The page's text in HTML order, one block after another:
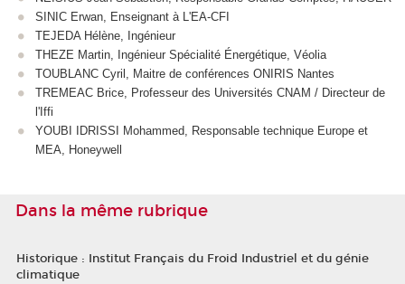
SINIC Erwan, Enseignant à L'EA-CFI
TEJEDA Hélène, Ingénieur
THEZE Martin, Ingénieur Spécialité Énergétique, Véolia
TOUBLANC Cyril, Maitre de conférences ONIRIS Nantes
TREMEAC Brice, Professeur des Universités CNAM / Directeur de
l'Iffi
YOUBI IDRISSI Mohammed, Responsable technique Europe et
MEA, Honeywell
Dans la même rubrique
Historique : Institut Français du Froid Industriel et du génie
climatique